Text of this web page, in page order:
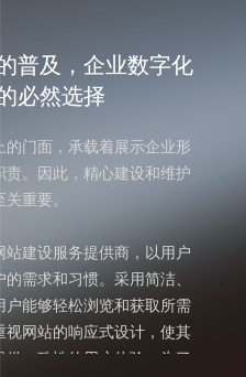
普及，企业数字化
必然选择
普及，企业数字化
必然选择
门面，承载着展示企业形
。因此，精心建设和维护
重要。
建设服务提供商，以用户
需求和习惯。采用简洁、
户能够轻松浏览和获取所需
视网站的响应式设计，使其
一致性的用户体验。为了